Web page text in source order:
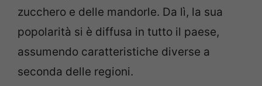
zucchero e delle mandorle. Da lì, la sua
popolarità si è diffusa in tutto il paese,
assumendo caratteristiche diverse a
seconda delle regioni.